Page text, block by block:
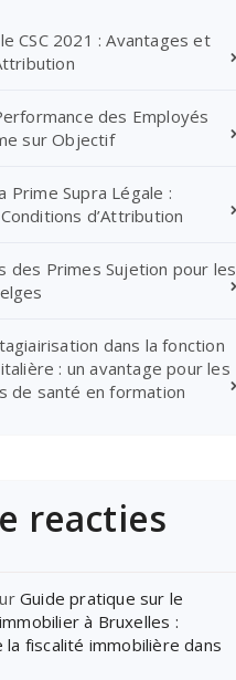
CSC 2021 : Avantages et
des Employés
sur Objectif
Prime Supra Légale :
d’Attribution
des Primes Sujetion pour les
dans la fonction
: un avantage pour les
de santé en formation
reacties
Guide pratique sur le
à Bruxelles :
la fiscalité immobilière dans